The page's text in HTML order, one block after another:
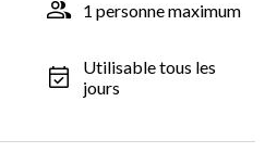
1 personne maximum
Utilisable tous les
jours